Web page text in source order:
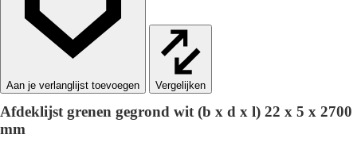
Vergelijken
Afdeklijst grenen gegrond wit (b x d x l) 22 x 5 x 2700
mm